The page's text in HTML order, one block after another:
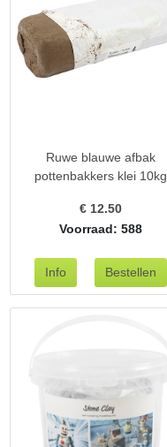
Ruwe blauwe afbak
pottenbakkers klei 10kg
€ 12.50
Voorraad: 588